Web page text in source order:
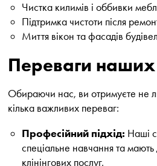
Чистка килимів і оббивки
Підтримка чистоти після
Миття вікон та фасадів
Переваги наших
Обираючи нас, ви отримуєте не
кілька важливих переваг:
Професійний підхід: Наші
спеціальне навчання та мають
клінінгових послуг.